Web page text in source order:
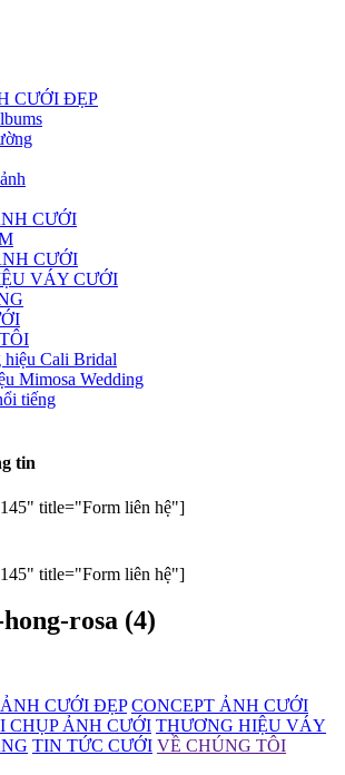
CƯỚI ĐẸP
CƯỚI
CƯỚI
VÁY CƯỚI
hiệu Cali Bridal
Mimosa Wedding
tiếng
tin
title="Form liên hệ"]
title="Form liên hệ"]
rosa (4)
CƯỚI ĐẸP CONCEPT ẢNH CƯỚI
CHỤP ẢNH CƯỚI THƯƠNG HIỆU VÁY
TIN TỨC CƯỚI VỀ CHÚNG TÔI